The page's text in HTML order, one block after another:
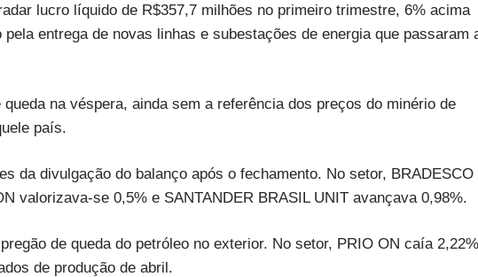
lucro líquido de R$357,7 milhões no primeiro trimestre, 6% acima
entrega de novas linhas e subestações de energia que passaram
na véspera, ainda sem a referência dos preços do minério de
país.
da divulgação do balanço após o fechamento. No setor, BRADESCO
valorizava-se 0,5% e SANTANDER BRASIL UNIT avançava 0,98%.
de queda do petróleo no exterior. No setor, PRIO ON caía
de produção de abril.